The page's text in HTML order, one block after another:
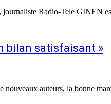
Radio-Tele GINEN
bilan satisfaisant »
nouveaux auteurs, la bonne